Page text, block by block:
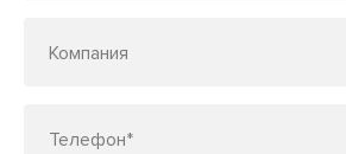
Компания
Телефон*